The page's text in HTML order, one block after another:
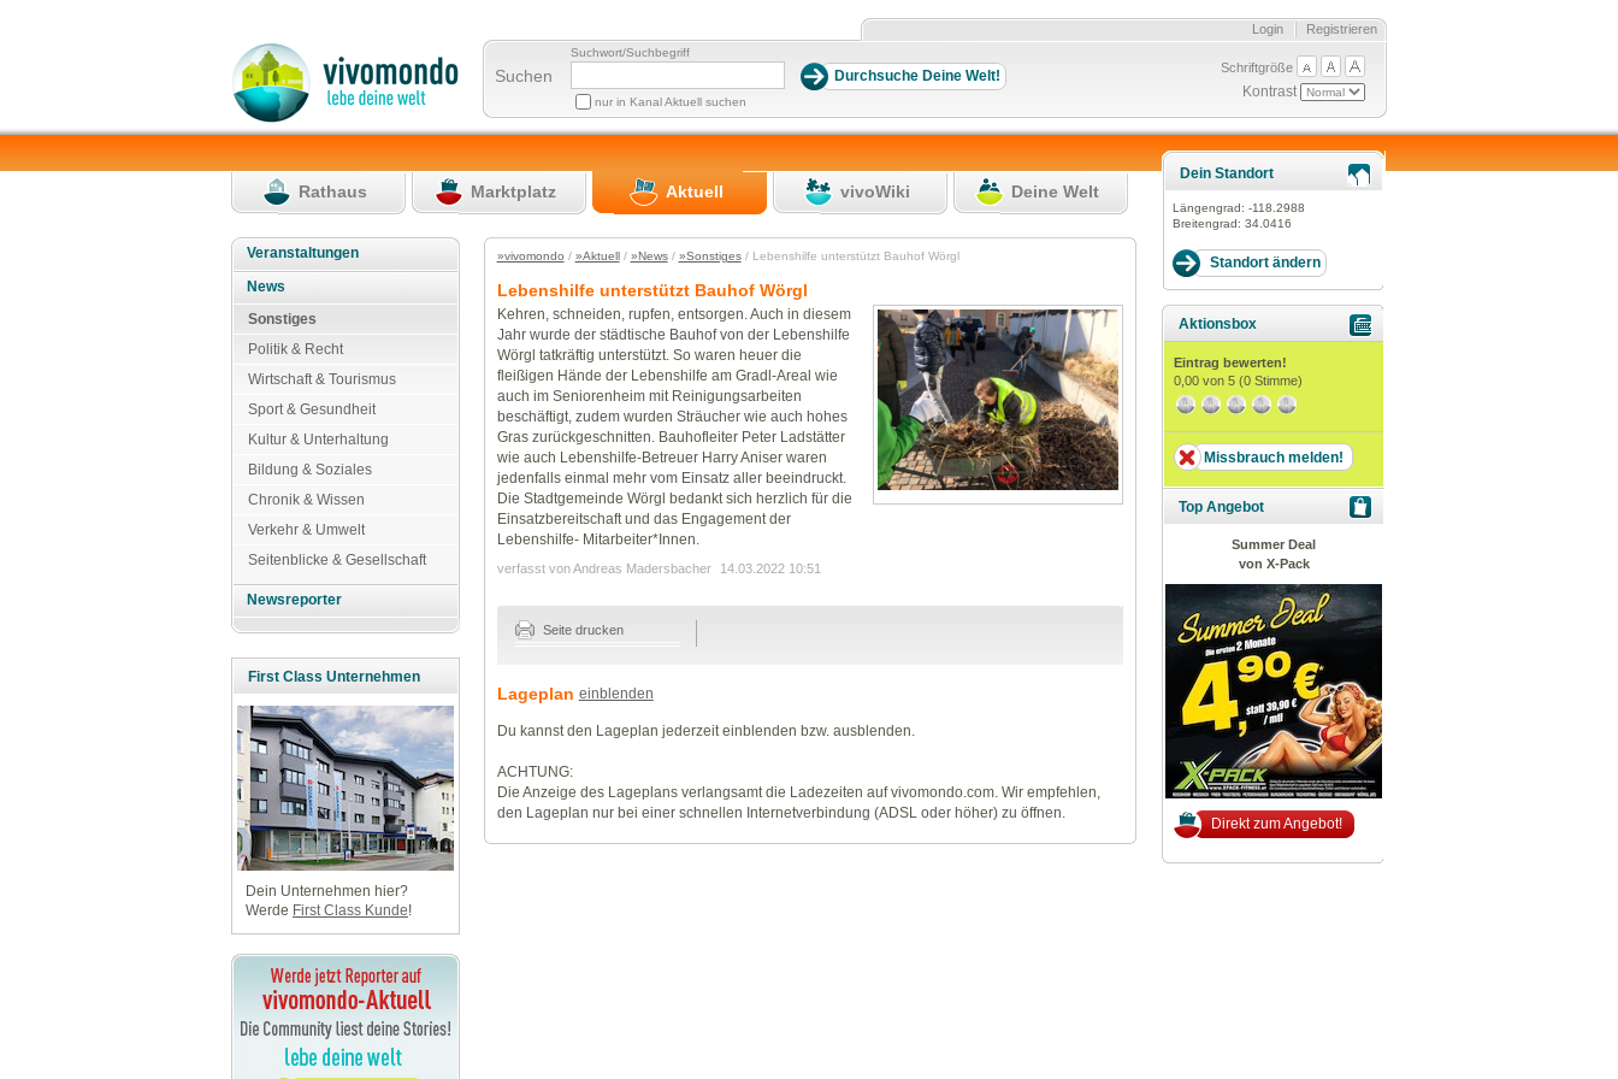
Registrieren
Login
Suchen
Suchwort/Suchbegriff
nur in Kanal Aktuell suchen
Schriftgröße
Kontrast
Rathaus Marktplatz Aktuell vivoWiki Deine Welt
Veranstaltungen
News
Sonstiges
Politik & Recht
Wirtschaft & Tourismus
Sport & Gesundheit
Kultur & Unterhaltung
Bildung & Soziales
Chronik & Wissen
Verkehr & Umwelt
Seitenblicke & Gesellschaft
Newsreporter
First Class Unternehmen
Dein Unternehmen hier?
Werde First Class Kunde!
»vivomondo / »Aktuell/ »News/ »Sonstiges/ Lebenshilfe unterstützt Bauhof Wörgl
Lebenshilfe unterstützt Bauhof Wörgl
Kehren, schneiden, rupfen, entsorgen. Auch in diesem
Jahr wurde der städtische Bauhof von der Lebenshilfe
Wörgl tatkräftig unterstützt. So waren heuer die
fleißigen Hände der Lebenshilfe am Gradl-Areal wie
auch im Seniorenheim mit Reinigungsarbeiten
beschäftigt, zudem wurden Sträucher wie auch hohes
Gras zurückgeschnitten. Bauhofleiter Peter Ladstätter
wie auch Lebenshilfe-Betreuer Harry Aniser waren
jedenfalls einmal mehr vom Einsatz aller beeindruckt.
Die Stadtgemeinde Wörgl bedankt sich herzlich für die
Einsatzbereitschaft und das Engagement der
Lebenshilfe- Mitarbeiter*Innen.
verfasst von Andreas Madersbacher 14.03.2022 10:51
Seite drucken
Lageplan einblenden
Du kannst den Lageplan jederzeit einblenden bzw. ausblenden.
ACHTUNG:
Die Anzeige des Lageplans verlangsamt die Ladezeiten auf vivomondo.com. Wir empfehlen,
den Lageplan nur bei einer schnellen Internetverbindung (ADSL oder höher) zu öffnen.
Dein Standort
Längengrad: -118.2988
Breitengrad: 34.0416
Aktionsbox
Eintrag bewerten!
0,00 von 5 (0 Stimme)
Missbrauch melden!
Top Angebot
Summer Deal
von X-Pack
Direkt zum Angebot!